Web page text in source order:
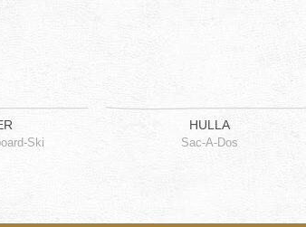
Ski
HULLA
Sac-A-Dos